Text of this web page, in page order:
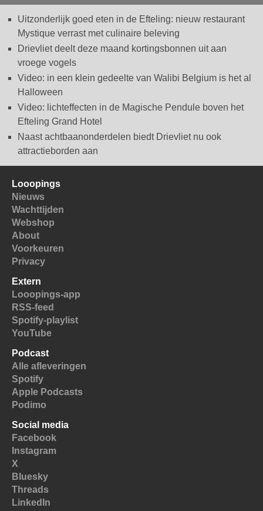
Uitzonderlijk goed eten in de Efteling: nieuw restaurant
Mystique verrast met culinaire beleving
Drievliet deelt deze maand kortingsbonnen uit aan
vroege vogels
Video: in een klein gedeelte van Walibi Belgium is het al
Halloween
Video: lichteffecten in de Magische Pendule boven het
Efteling Grand Hotel
Naast achtbaanonderdelen biedt Drievliet nu ook
attractieborden aan
Looopings
Nieuws
Wachttijden
Webshop
About
Voorkeuren
Privacy
Extern
Looopings-app
RSS-feed
Spotify-playlist
YouTube
Podcast
Alle afleveringen
Spotify
Apple Podcasts
Podimo
Social media
Facebook
Instagram
X
Bluesky
Threads
LinkedIn